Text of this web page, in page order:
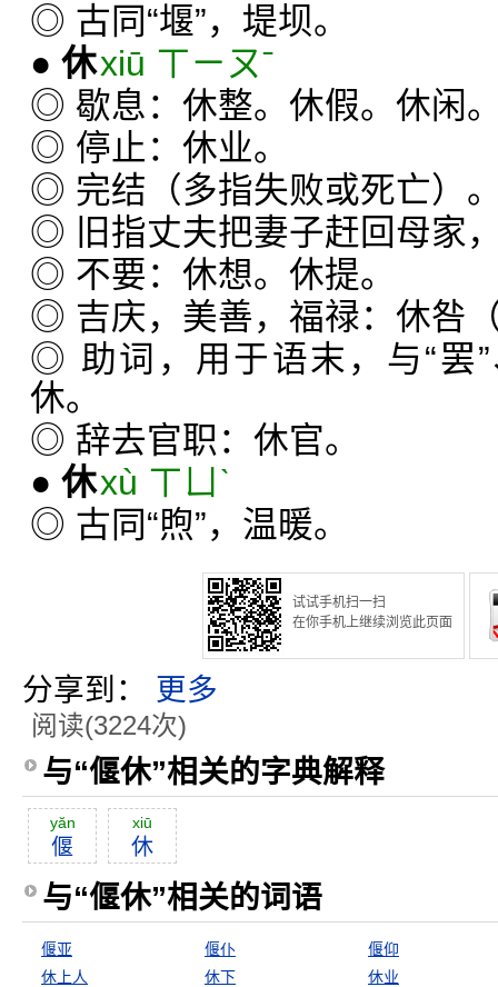
◎ 古同“堰”，堤坝。
● 休xiū ㄒㄧㄡˉ
◎ 歇息：休整。休假。休闲
◎ 停止：休业。
◎ 完结（多指失败或死亡）
◎ 旧指丈夫把妻子赶回母家
◎ 不要：休想。休提。
◎ 吉庆，美善，福禄：休咎
◎ 助词，用于语末，与“罢
休。
◎ 辞去官职：休官。
● 休xù ㄒㄩˋ
◎ 古同“煦”，温暖。
试试手机扫一扫
在你手机上继续浏览此页面
分享到： 更多
阅读(3224次)
与“偃休”相关的字典解释
yăn
偃
xiū
休
与“偃休”相关的词语
偃亚 偃仆
偃仰
休上人
休下 休业